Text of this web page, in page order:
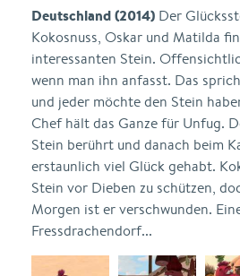
Deutschland (2014) Der
Kokosnuss, Oskar und Matilda
interessanten Stein.
wenn man ihn anfasst. Das
und jeder möchte den Stein
Chef hält das Ganze für Unfug.
Stein berührt und danach beim
erstaunlich viel Glück gehabt.
Stein vor Dieben zu schützen,
Morgen ist er verschwunden.
Fressdrachendorf...